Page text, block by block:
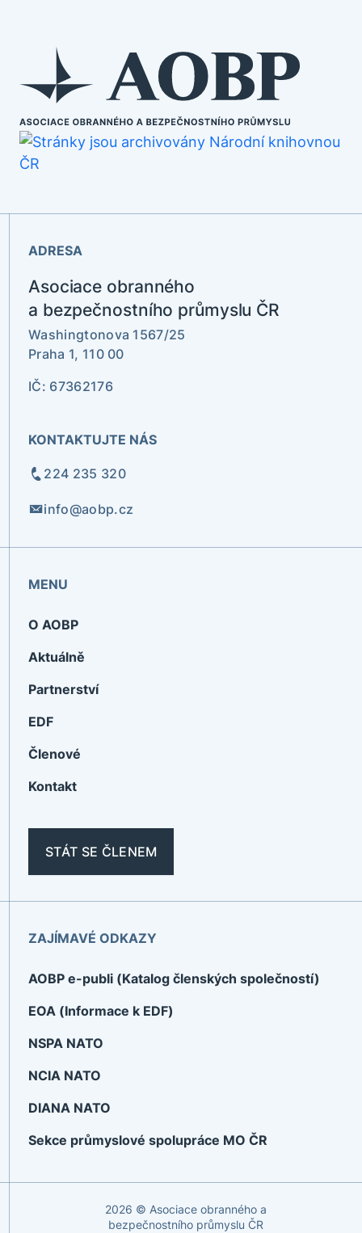
ADRESA
Asociace obranného
a bezpečnostního průmyslu ČR
Washingtonova 1567/25
Praha 1, 110 00
IČ: 67362176
KONTAKTUJTE NÁS
224 235 320
info@aobp.cz
MENU
O AOBP
Aktuálně
Partnerství
EDF
Členové
Kontakt
STÁT SE ČLENEM
ZAJÍMAVÉ ODKAZY
AOBP e-publi (Katalog členských společností)
EOA (Informace k EDF)
NSPA NATO
NCIA NATO
DIANA NATO
Sekce průmyslové spolupráce MO ČR
2026 © Asociace obranného a
bezpečnostního průmyslu ČR